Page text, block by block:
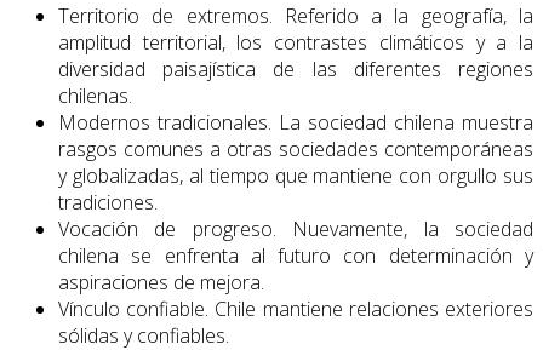
Territorio de extremos. Referido a la geografía, la
amplitud territorial, los contrastes climáticos y a la
diversidad paisajística de las diferentes regiones
chilenas.
Modernos tradicionales. La sociedad chilena muestra
rasgos comunes a otras sociedades contemporáneas
y globalizadas, al tiempo que mantiene con orgullo sus
tradiciones.
Vocación de progreso. Nuevamente, la sociedad
chilena se enfrenta al futuro con determinación y
aspiraciones de mejora.
Vínculo confiable. Chile mantiene relaciones exteriores
sólidas y confiables.